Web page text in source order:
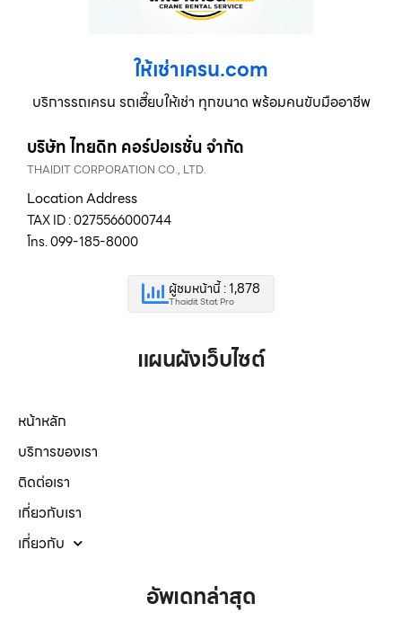
ให้เช่าเครน.com
บริการรถเครน รถเฮี๊ยบให้เช่า ทุกขนาด พร้อมคนขับมืออาชีพ
บริษัท ไทยดิท คอร์ปอเรชั่น จำกัด
THAIDIT CORPORATION CO., LTD.
Location Address
TAX ID : 0275566000744
โทร. 099-185-8000
ผู้ชมหน้านี้ : 1,878
Thaidit Stat Pro
แผนผังเว็บไซต์
หน้าหลัก
บริการของเรา
ติดต่อเรา
เกี่ยวกับเรา
เกี่ยวกับ
อัพเดทล่าสุด